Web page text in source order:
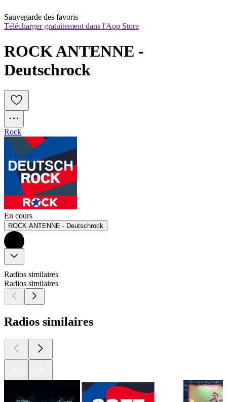
Sauvegarde des favoris
Télécharger gratuitement dans l'App Store
ROCK ANTENNE -
Deutschrock
Rock
En cours
ROCK ANTENNE - Deutschrock
Radios similaires
Radios similaires
Radios similaires